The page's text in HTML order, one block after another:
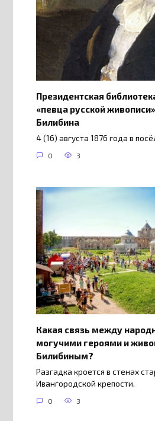
Президентская
«певца русской
Билибина
4 (16) августа 1876 года в
0 3
Какая связь между
могучими героями и
Билибиным?
Разгадка кроется в стенах
Ивангородской крепости.
0 3